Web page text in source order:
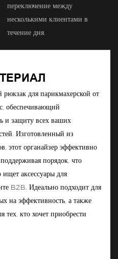
переключение между
несколькими клиентами в
течение дня.
для парикмахерской от
обеспечивающий
и защиту всех ваших
Изготовленный из
этот органайзер эффективно
порядок, что
ищет аксессуары для
B2B. Идеально подходит для
на эффективность, а также
тех, кто хочет приобрести